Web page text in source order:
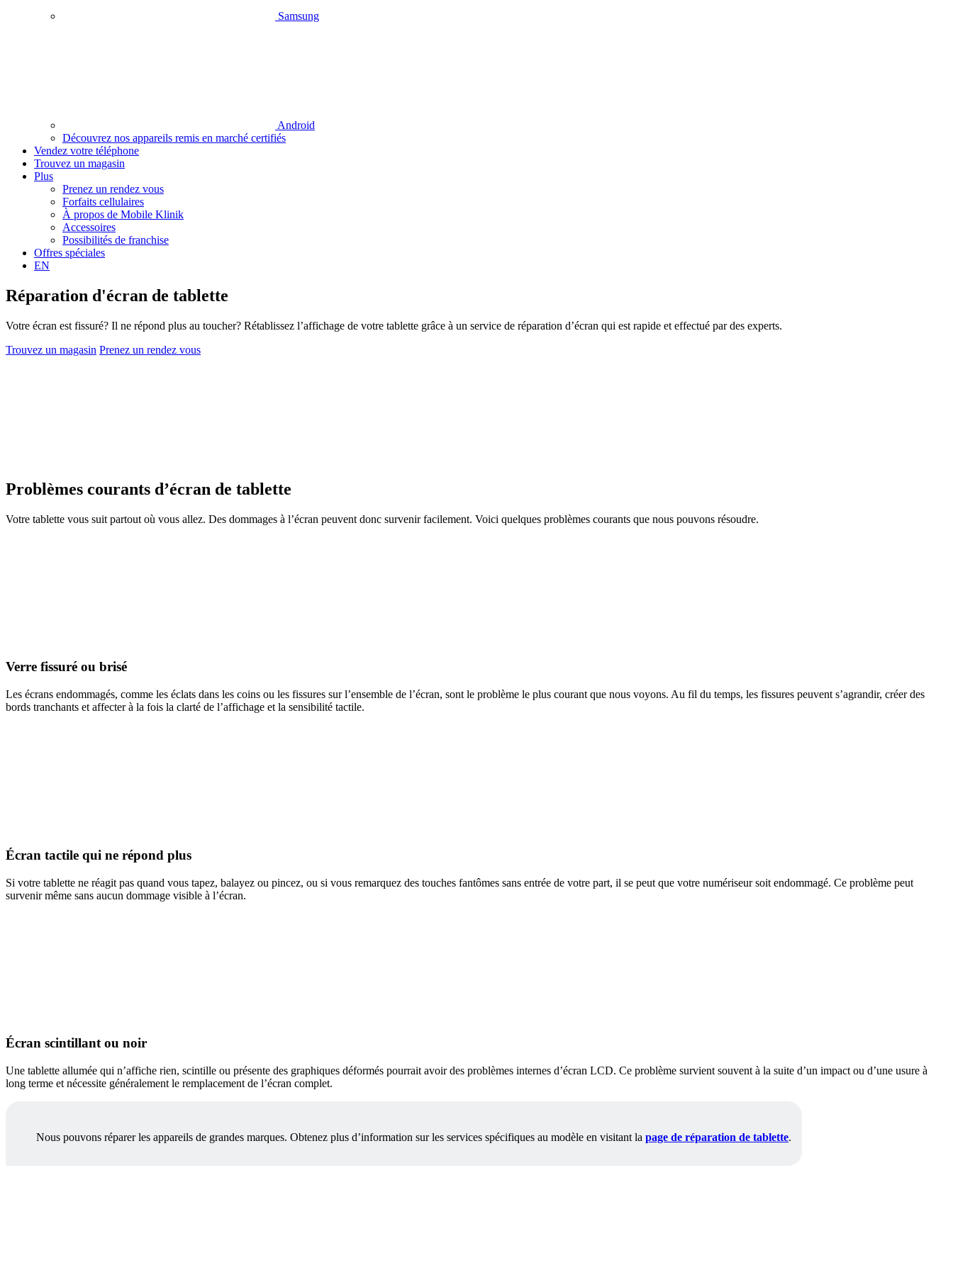
Samsung
Android
Découvrez nos appareils remis en marché certifiés
Vendez votre téléphone
Trouvez un magasin
Plus
Prenez un rendez vous
Forfaits cellulaires
À propos de Mobile Klinik
Accessoires
Possibilités de franchise
Offres spéciales
EN
Réparation d'écran de tablette
Votre écran est fissuré? Il ne répond plus au toucher? Rétablissez l’affichage de votre tablette grâce à un service de réparation d’écran qui est rapide et effectué par des experts.
Trouvez un magasin Prenez un rendez vous
Problèmes courants d’écran de tablette
Votre tablette vous suit partout où vous allez. Des dommages à l’écran peuvent donc survenir facilement. Voici quelques problèmes courants que nous pouvons résoudre.
Verre fissuré ou brisé
Les écrans endommagés, comme les éclats dans les coins ou les fissures sur l’ensemble de l’écran, sont le problème le plus courant que nous voyons. Au fil du temps, les fissures peuvent s’agrandir, créer des
bords tranchants et affecter à la fois la clarté de l’affichage et la sensibilité tactile.
Écran tactile qui ne répond plus
Si votre tablette ne réagit pas quand vous tapez, balayez ou pincez, ou si vous remarquez des touches fantômes sans entrée de votre part, il se peut que votre numériseur soit endommagé. Ce problème peut
survenir même sans aucun dommage visible à l’écran.
Écran scintillant ou noir
Une tablette allumée qui n’affiche rien, scintille ou présente des graphiques déformés pourrait avoir des problèmes internes d’écran LCD. Ce problème survient souvent à la suite d’un impact ou d’une usure à
long terme et nécessite généralement le remplacement de l’écran complet.
Nous pouvons réparer les appareils de grandes marques. Obtenez plus d’information sur les services spécifiques au modèle en visitant la page de réparation de tablette.